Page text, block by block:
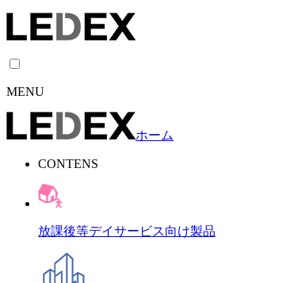
MENU
ホーム
CONTENS
放課後等デイサービス向け製品